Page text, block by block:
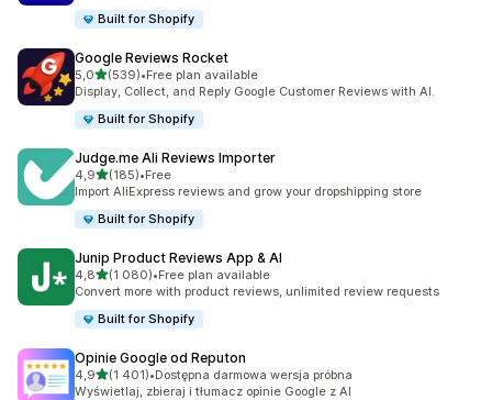
Built for Shopify
Google Reviews Rocket
5,0na 5 gwiazdek
(539)
Łączna liczba recenzji: 539
•Free plan available
Display, Collect, and Reply Google Customer Reviews with AI.
Built for Shopify
Judge.me Ali Reviews Importer
4,9na 5 gwiazdek
(185)
Łączna liczba recenzji: 185
•Free
Import AliExpress reviews and grow your dropshipping store
Built for Shopify
Junip Product Reviews App & AI
4,8na 5 gwiazdek
(1 080)
Łączna liczba recenzji: 1080
•Free plan available
Convert more with product reviews, unlimited review requests
Built for Shopify
Opinie Google od Reputon
4,9na 5 gwiazdek
(1 401)
Łączna liczba recenzji: 1401
•Dostępna darmowa wersja próbna
Wyświetlaj, zbieraj i tłumacz opinie Google z AI